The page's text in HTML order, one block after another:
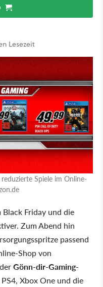
Lesezeit
Spiele im Online-
Friday und die
Zum Abend hin
passend
Shop von
Gönn-dir-Gaming-
Xbox One und die